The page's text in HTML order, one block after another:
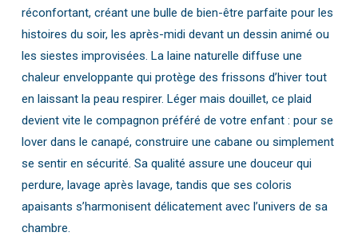
réconfortant, créant une bulle de bien-être parfaite pour les
histoires du soir, les après-midi devant un dessin animé ou
les siestes improvisées. La laine naturelle diffuse une
chaleur enveloppante qui protège des frissons d’hiver tout
en laissant la peau respirer. Léger mais douillet, ce plaid
devient vite le compagnon préféré de votre enfant : pour se
lover dans le canapé, construire une cabane ou simplement
se sentir en sécurité. Sa qualité assure une douceur qui
perdure, lavage après lavage, tandis que ses coloris
apaisants s’harmonisent délicatement avec l’univers de sa
chambre.